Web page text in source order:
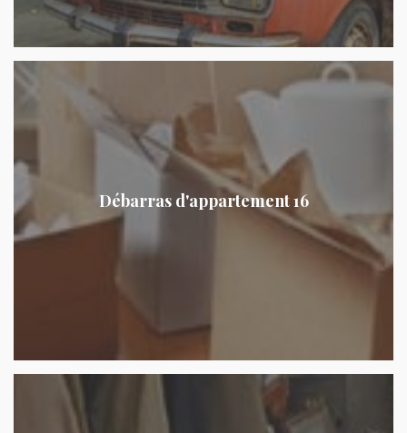
Débarras d'appartement 16